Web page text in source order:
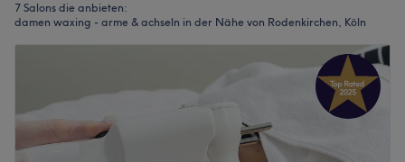
7 Salons die anbieten:
damen waxing - arme & achseln in der Nähe von Rodenkirchen, Köln